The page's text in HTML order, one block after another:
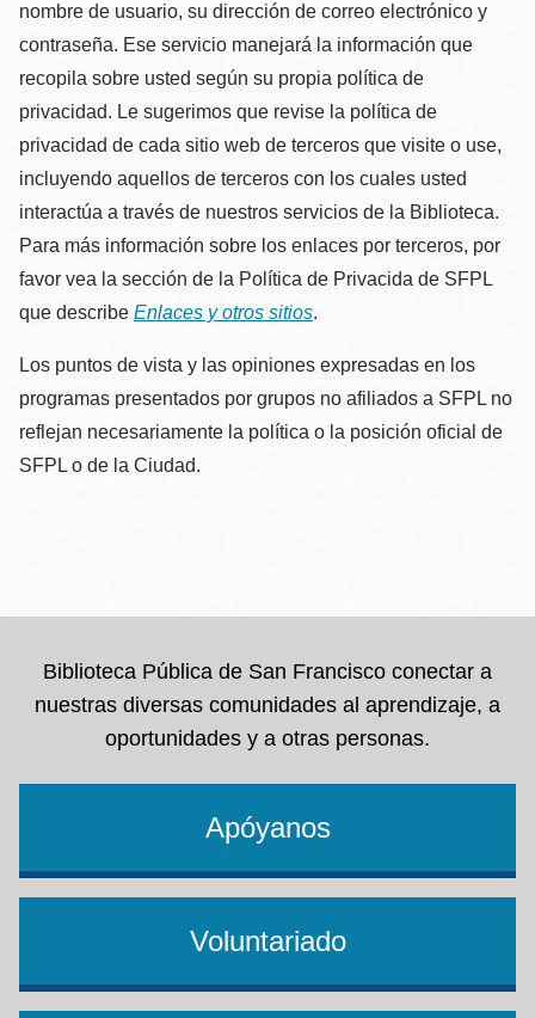
nombre de usuario, su dirección de correo electrónico y
contraseña. Ese servicio manejará la información que
recopila sobre usted según su propia política de
privacidad. Le sugerimos que revise la política de
privacidad de cada sitio web de terceros que visite o use,
incluyendo aquellos de terceros con los cuales usted
interactúa a través de nuestros servicios de la Biblioteca.
Para más información sobre los enlaces por terceros, por
favor vea la sección de la Política de Privacida de SFPL
que describe Enlaces y otros sitios.
Los puntos de vista y las opiniones expresadas en los
programas presentados por grupos no afiliados a SFPL no
reflejan necesariamente la política o la posición oficial de
SFPL o de la Ciudad.
Biblioteca Pública de San Francisco conectar a
nuestras diversas comunidades al aprendizaje, a
oportunidades y a otras personas.
Apóyanos
Voluntariado